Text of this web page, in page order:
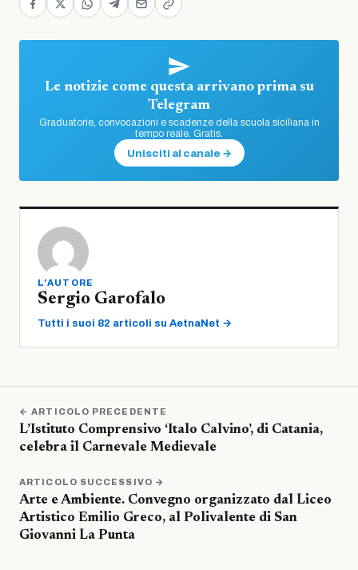
Le notizie come questa arrivano prima su
Telegram
Graduatorie, convocazioni e scadenze della scuola siciliana in
tempo reale. Gratis.
Unisciti al canale →
L'AUTORE
Sergio Garofalo
Tutti i suoi 82 articoli su AetnaNet →
← ARTICOLO PRECEDENTE
L’Istituto Comprensivo ‘Italo Calvino’, di Catania,
celebra il Carnevale Medievale
ARTICOLO SUCCESSIVO →
Arte e Ambiente. Convegno organizzato dal Liceo
Artistico Emilio Greco, al Polivalente di San
Giovanni La Punta